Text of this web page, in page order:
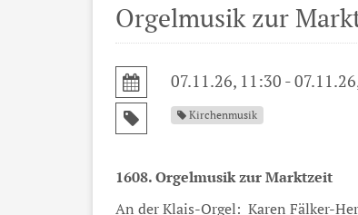
Orgelmusik zur
07.11.26, 11:30 -
Kirchenmusik
1608. Orgelmusik zur Marktzeit
An der Klais-Orgel: Karen Fälker-